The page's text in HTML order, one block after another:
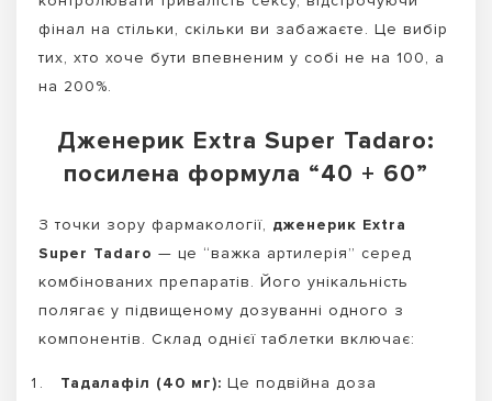
фінал на стільки, скільки ви забажаєте. Це вибір
тих, хто хоче бути впевненим у собі не на 100, а
на 200%.
Дженерик Extra Super Tadaro:
посилена формула “40 + 60”
З точки зору фармакології, дженерик Extra
Super Tadaro — це “важка артилерія” серед
комбінованих препаратів. Його унікальність
полягає у підвищеному дозуванні одного з
компонентів. Склад однієї таблетки включає:
Тадалафіл (40 мг): Це подвійна доза